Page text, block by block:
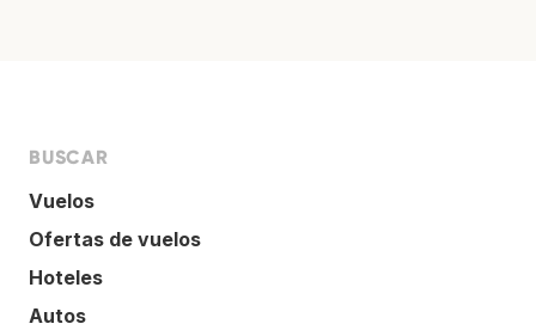
BUSCAR
Vuelos
Ofertas de vuelos
Hoteles
Autos